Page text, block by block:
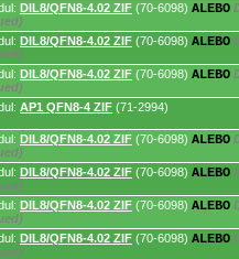
DIL8/QFN8-4.02 ZIF (70-6098) ALEBO
DIL8/QFN8-4.02 ZIF (70-6098) ALEBO
DIL8/QFN8-4.02 ZIF (70-6098) ALEBO
AP1 QFN8-4 ZIF (71-2994)
DIL8/QFN8-4.02 ZIF (70-6098) ALEBO
DIL8/QFN8-4.02 ZIF (70-6098) ALEBO
DIL8/QFN8-4.02 ZIF (70-6098) ALEBO
DIL8/QFN8-4.02 ZIF (70-6098) ALEBO